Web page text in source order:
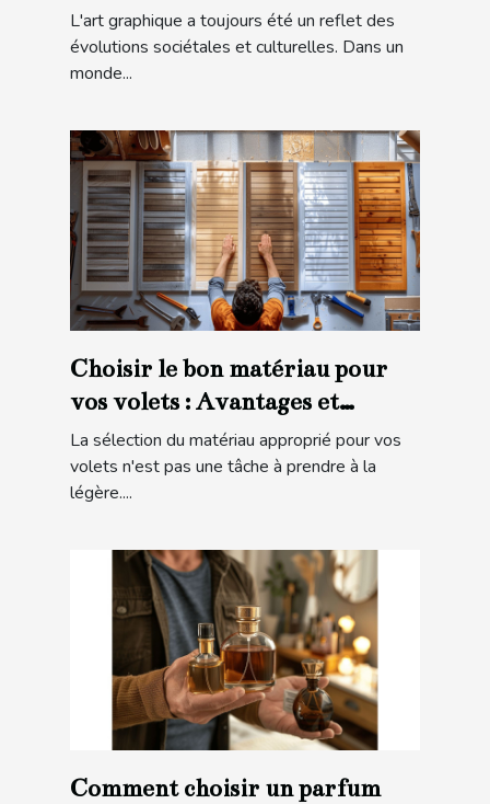
lithographies modernes
L'art graphique a toujours été un reflet des
évolutions sociétales et culturelles. Dans un
monde...
Choisir le bon matériau pour
vos volets : Avantages et
considérations
La sélection du matériau approprié pour vos
volets n'est pas une tâche à prendre à la
légère....
Comment choisir un parfum